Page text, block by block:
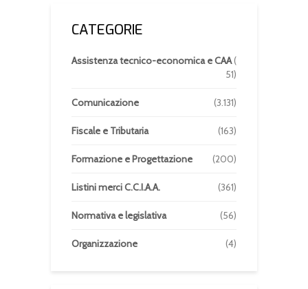
CATEGORIE
Assistenza tecnico-economica e CAA(
51)
Comunicazione (3.131)
Fiscale e Tributaria (163)
Formazione e Progettazione (200)
Listini merci C.C.I.A.A. (361)
Normativa e legislativa (56)
Organizzazione (4)